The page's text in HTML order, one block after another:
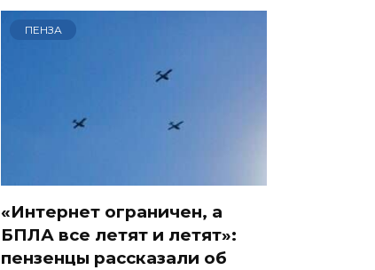
ПЕНЗА
«Интернет ограничен, а
БПЛА все летят и летят»:
пензенцы рассказали об